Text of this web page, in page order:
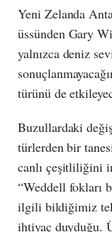
Yeni Zelanda
üssünden Gary
yalnızca deniz
türünü de
Buzullardaki
türlerden bir
canlı çeşitliliğini
“Weddell fokları
ilgili bildiğimiz
ihtiyaç duyduğu.